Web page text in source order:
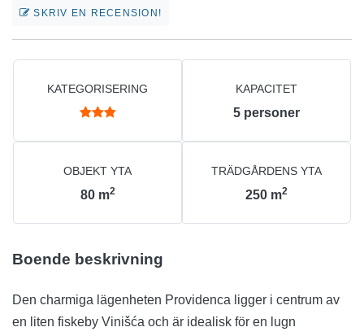
SKRIV EN RECENSION!
KATEGORISERING KAPACITET
5 personer
OBJEKT YTA
80 m2
TRÄDGÅRDENS YTA
250 m2
Boende beskrivning
Den charmiga lägenheten Providenca ligger i centrum av
en liten fiskeby Vinišća och är idealisk för en lugn